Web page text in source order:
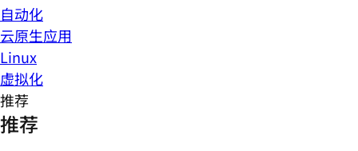
自动化
云原生应用
Linux
虚拟化
推荐
推荐